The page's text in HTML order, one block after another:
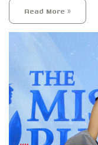
Read More »